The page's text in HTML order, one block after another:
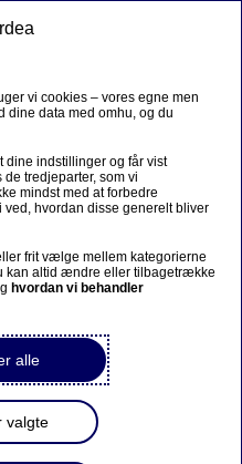
En
udledning, der
Nordea investerer i
en finansiel institution
og -
udledning, som i
vi cookies – vores egne men
dine data med omhu, og du
dine indstillinger og får vist
tredjeparter, som vi
mindst med at forbedre
hvordan disse generelt bliver
frit vælge mellem kategorierne
kan altid ændre eller tilbagetrække
hvordan vi behandler
alle
valgte